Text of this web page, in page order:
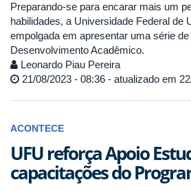
Preparando-se para encarar mais um
habilidades, a Universidade Federal de
empolgada em apresentar uma série
Desenvolvimento Acadêmico.
Leonardo Piau Pereira
21/08/2023 - 08:36 - atualizado em
ACONTECE
UFU reforça Apoio
capacitações do